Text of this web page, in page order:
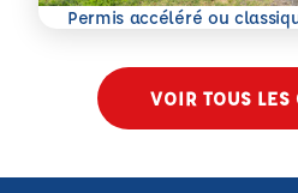
Permis accéléré ou
En savoir plus
VOIR TOUS LES